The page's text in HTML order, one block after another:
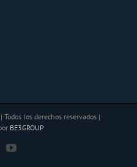
los derechos reservados |
BE3GROUP
YouTube